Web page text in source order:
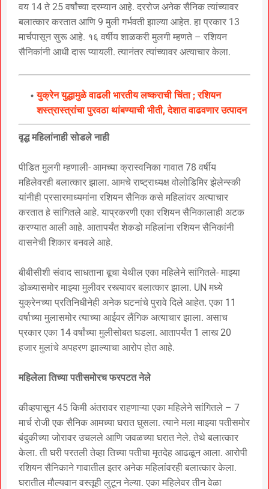
वय 14 ते 25 वर्षांच्या दरम्यान आहे. दररोज अनेक सैनिक त्यांच्यावर
बलात्कार करतात आणि 9 मुली गर्भवती झाल्या आहेत. हा प्रकार 13
मार्चपासून सुरू आहे. १६ वर्षीय शाळकरी मुलगी म्हणते – रशियन
सैनिकांनी आधी दारू प्यायली. त्यानंतर त्यांच्यावर अत्याचार केला.
युक्रेन युद्धामुळे वाढली भारतीय लष्कराची चिंता ; रशियन
शस्त्रास्त्रांचा पुरवठा थांबण्याची भीती, देशात वाढवणार उत्पादन
वृद्ध महिलांनाही सोडले नाही
पीडित मुलगी म्हणाली- आमच्या क्रास्वनिका गावात 78 वर्षीय
महिलेवरही बलात्कार झाला. आमचे राष्ट्राध्यक्ष वोलोडिमिर झेलेन्स्की
यांनीही प्रसारमाध्यमांना रशियन सैनिक कसे महिलांवर अत्याचार
करतात हे सांगितले आहे. याप्रकरणी एका रशियन सैनिकालाही अटक
करण्यात आली आहे. आतापर्यंत शेकडो महिलांना रशियन सैनिकांनी
वासनेची शिकार बनवले आहे.
बीबीसीशी संवाद साधताना बूचा येथील एका महिलेने सांगितले- माझ्या
डोळ्यासमोर माझ्या मुलीवर रस्त्यावर बलात्कार झाला. UN मध्ये
युक्रेनच्या प्रतिनिधीनेही अनेक घटनांचे पुरावे दिले आहेत. एका 11
वर्षाच्या मुलासमोर त्याच्या आईवर लैंगिक अत्याचार झाला. असाच
प्रकार एका 14 वर्षांच्या मुलीसोबत घडला. आतापर्यंत 1 लाख 20
हजार मुलांचे अपहरण झाल्याचा आरोप होत आहे.
महिलेला तिच्या पतीसमोरच फरपटत नेले
कीव्हपासून 45 किमी अंतरावर राहणाऱ्या एका महिलेने सांगितले – 7
मार्च रोजी एक सैनिक आमच्या घरात घुसला. त्याने मला माझ्या पतीसमोर
बंदुकीच्या जोरावर उचलले आणि जवळच्या घरात नेले. तेथे बलात्कार
केला. ती घरी परतली तेव्हा तिच्या पतीचा मृतदेह आढळून आला. आरोपी
रशियन सैनिकाने गावातील इतर अनेक महिलांवरही बलात्कार केला.
घरातील मौल्यवान वस्तूही लुटून नेल्या. एका महिलेवर तीन वेळा